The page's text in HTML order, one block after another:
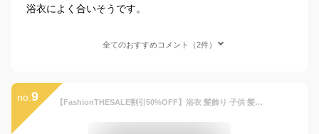
浴衣によく合いそうです。
全てのおすすめコメント（2件）
no. 9 【FashionTHESALE割引50%OFF】浴衣 髪飾り 子供 髪かざり 女の子 コサージュ ヘアクリップ 浴衣 浴衣ドレス用 子供髪飾り キッズ アクセサリー ヘアアクセサリー arisana